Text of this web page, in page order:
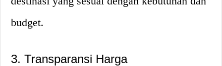
budget.
3. Transparansi Harga